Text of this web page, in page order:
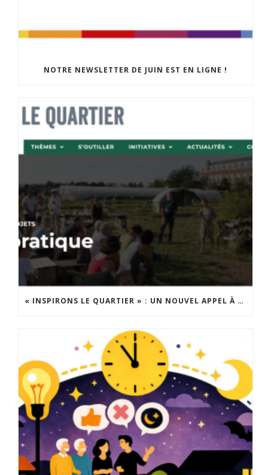
NOTRE NEWSLETTER DE JUIN EST EN LIGNE !
« INSPIRONS LE QUARTIER » : UN NOUVEL APPEL À PROJETS EST LANCÉ !